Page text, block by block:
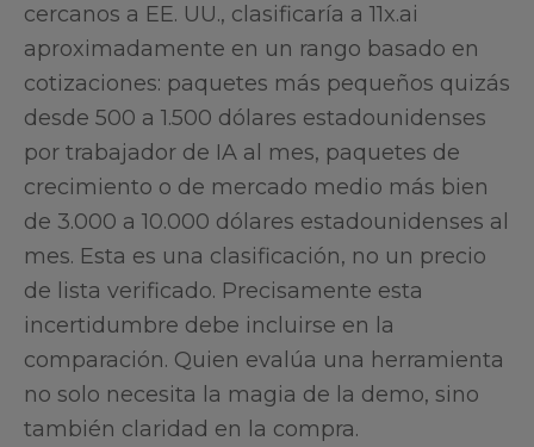
cercanos a EE. UU., clasificaría a 11x.ai
aproximadamente en un rango basado en
cotizaciones: paquetes más pequeños quizás
desde 500 a 1.500 dólares estadounidenses
por trabajador de IA al mes, paquetes de
crecimiento o de mercado medio más bien
de 3.000 a 10.000 dólares estadounidenses al
mes. Esta es una clasificación, no un precio
de lista verificado. Precisamente esta
incertidumbre debe incluirse en la
comparación. Quien evalúa una herramienta
no solo necesita la magia de la demo, sino
también claridad en la compra.